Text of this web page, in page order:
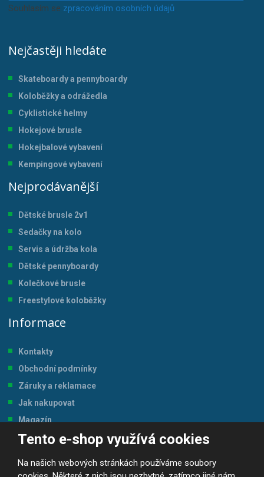
Tento e-shop využívá cookies
Na našich webových stránkách používáme soubory
Souhlasím se zpracováním osobních údajů.
Nejčastěji hledáte
Skateboardy a pennyboardy
Koloběžky a odrážedla
Cyklistické helmy
Hokejové brusle
Hokejbalové vybavení
Kempingové vybavení
Nejprodávanější
Dětské brusle 2v1
Sedačky na kolo
Servis a údržba kola
Dětské pennyboardy
Kolečkové brusle
Freestylové koloběžky
Informace
Kontakty
Obchodní podmínky
Záruky a reklamace
Jak nakupovat
Magazín
Tabulka velikostí